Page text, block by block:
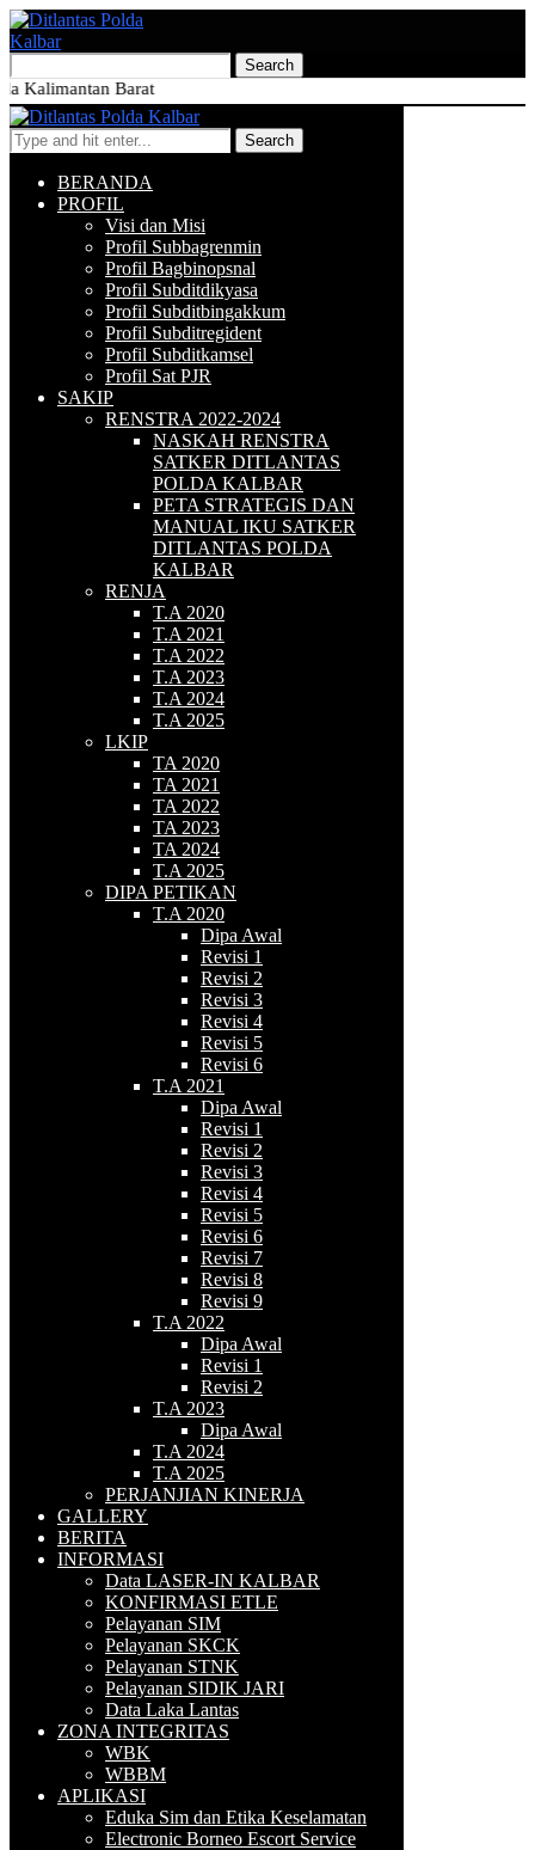
Barat
Search
BERANDA
PROFIL
Visi dan Misi
Profil Subbagrenmin
Profil Bagbinopsnal
Profil Subditdikyasa
Profil Subditbingakkum
Profil Subditregident
Profil Subditkamsel
Profil Sat PJR
SAKIP
RENSTRA 2022-2024
NASKAH RENSTRA
SATKER DITLANTAS
POLDA KALBAR
PETA STRATEGIS DAN
MANUAL IKU SATKER
DITLANTAS POLDA
KALBAR
RENJA
T.A 2020
T.A 2021
T.A 2022
T.A 2023
T.A 2024
T.A 2025
LKIP
TA 2020
TA 2021
TA 2022
TA 2023
TA 2024
T.A 2025
DIPA PETIKAN
T.A 2020
Dipa Awal
Revisi 1
Revisi 2
Revisi 3
Revisi 4
Revisi 5
Revisi 6
T.A 2021
Dipa Awal
Revisi 1
Revisi 2
Revisi 3
Revisi 4
Revisi 5
Revisi 6
Revisi 7
Revisi 8
Revisi 9
T.A 2022
Dipa Awal
Revisi 1
Revisi 2
T.A 2023
Dipa Awal
T.A 2024
T.A 2025
PERJANJIAN KINERJA
GALLERY
BERITA
INFORMASI
Data LASER-IN KALBAR
KONFIRMASI ETLE
Pelayanan SIM
Pelayanan SKCK
Pelayanan STNK
Pelayanan SIDIK JARI
Data Laka Lantas
ZONA INTEGRITAS
WBK
WBBM
APLIKASI
Eduka Sim dan Etika Keselamatan
Electronic Borneo Escort Service